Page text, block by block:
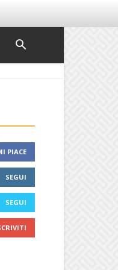
PIACE
SEGUI
SEGUI